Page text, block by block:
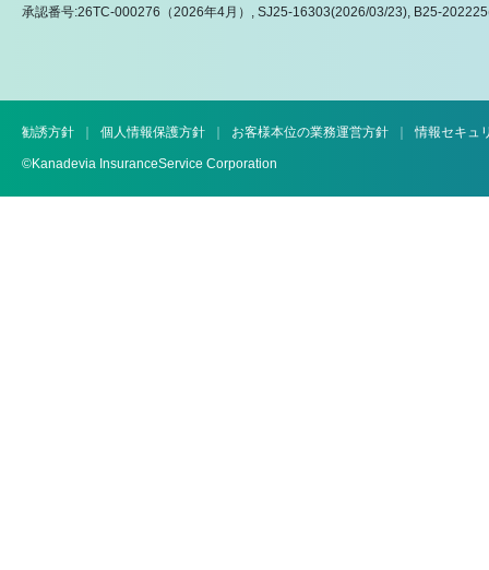
承認番号:26TC-000276（2026年4月）, SJ25-16303(2026/03/23), B25-
勧誘方針 個人情報保護方針 お客様本位の業務運営方針 情報セキュ
©Kanadevia InsuranceService Corporation